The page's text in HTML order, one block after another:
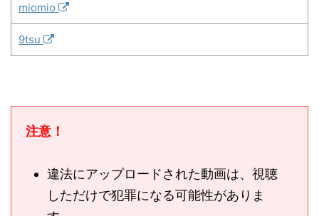
miomio
9tsu
注意！
違法にアップロードされた動画は、視聴
しただけで犯罪になる可能性がありま